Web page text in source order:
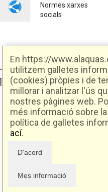
En https://
utilitzem galletes
(cookies) pròpies i de
millorar i analitzar l'ús
nostres pàgines web.
més informació sobre
política de galletes
ací.
Normes xarxes
socials
Ajuntament d'Alaquàs
Ajuntament
C/. Major 88.
Tel.: 96 151